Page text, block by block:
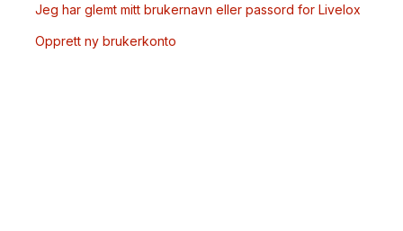
Jeg har glemt mitt brukernavn eller passord for Livelox
Opprett ny brukerkonto